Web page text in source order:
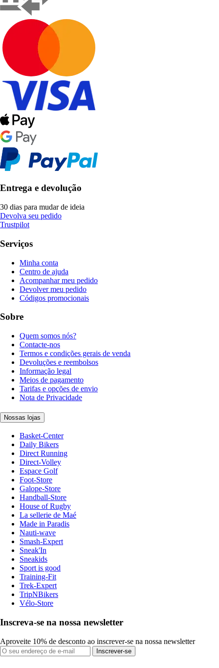
Entrega e devolução
30 dias para mudar de ideia
Devolva seu pedido
Trustpilot
Serviços
Minha conta
Centro de ajuda
Acompanhar meu pedido
Devolver meu pedido
Códigos promocionais
Sobre
Quem somos nós?
Contacte-nos
Termos e condições gerais de venda
Devoluções e reembolsos
Informação legal
Meios de pagamento
Tarifas e opções de envio
Nota de Privacidade
Nossas lojas
Basket-Center
Daily Bikers
Direct Running
Direct-Volley
Espace Golf
Foot-Store
Galope-Store
Handball-Store
House of Rugby
La sellerie de Maé
Made in Paradis
Nauti-wave
Smash-Expert
Sneak'In
Sneakids
Sport is good
Training-Fit
Trek-Expert
TripNBikers
Vélo-Store
Inscreva-se na nossa newsletter
Aproveite 10% de desconto ao inscrever-se na nossa newsletter
Inscrever-se